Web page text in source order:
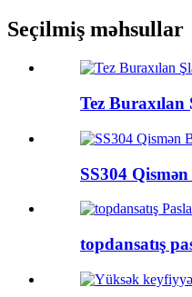
Seçilmiş məhsullar
Tez Buraxılan
SS304
topdansatış